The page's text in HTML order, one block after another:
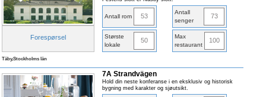
Forespørsel
Antall rom 53
Antall
senger
73
Største
lokale
50
Max
restaurant
100
Täby,Stockholms län
7A Strandvägen
Hold din neste konferanse i en eksklusiv og historisk
bygning med karakter og sjøutsikt.